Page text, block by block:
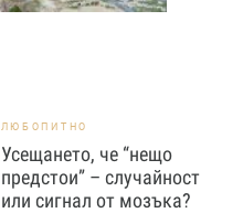
ЛЮБОПИТНО
Усещането, че “нещо
предстои” – случайност
или сигнал от мозъка?